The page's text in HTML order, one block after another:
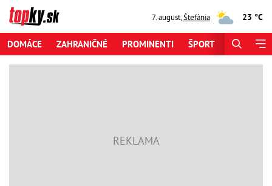
7. august,Štefánia 23 °C
DOMÁCE ZAHRANIČNÉ PROMINENTI ŠPORT